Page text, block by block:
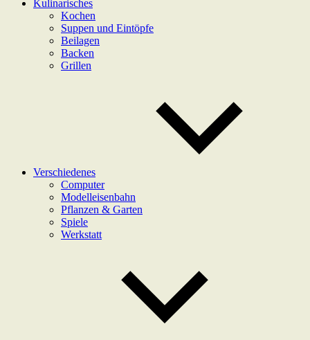
Kulinarisches
Kochen
Suppen und Eintöpfe
Beilagen
Backen
Grillen
Verschiedenes
Computer
Modelleisenbahn
Pflanzen & Garten
Spiele
Werkstatt